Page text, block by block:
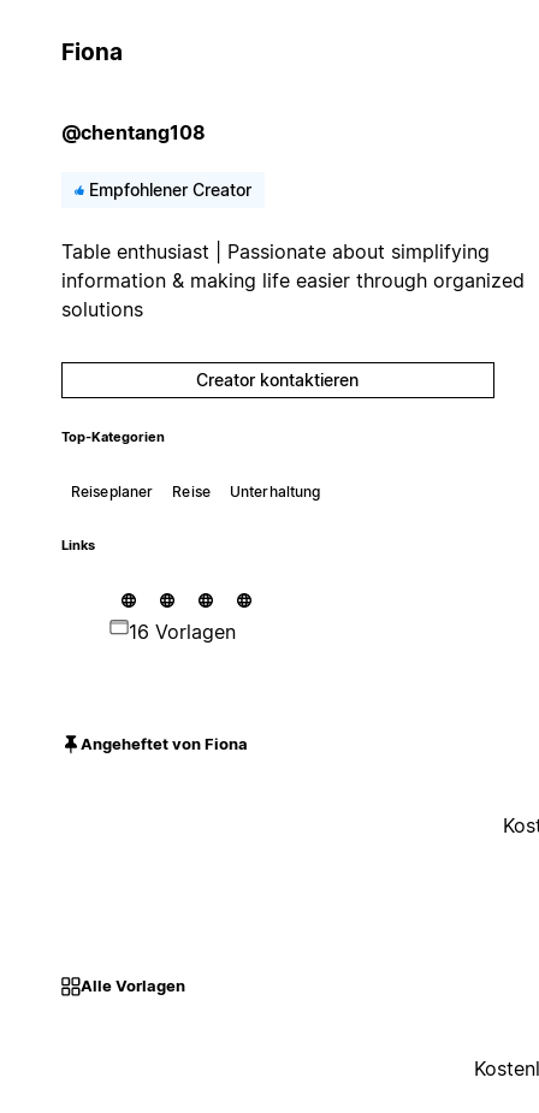
Fiona
@chentang108
Empfohlener Creator
Table enthusiast | Passionate about simplifying
information & making life easier through organized
solutions
Creator kontaktieren
Top-Kategorien
Reiseplaner Reise Unterhaltung
Links
16 Vorlagen
Angeheftet von Fiona
Alle Vorlagen